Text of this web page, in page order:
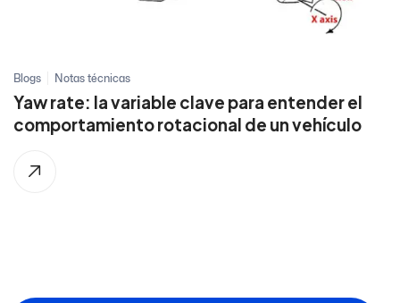
Blogs Notas técnicas
Yaw rate: la variable clave para entender el
comportamiento rotacional de un vehículo